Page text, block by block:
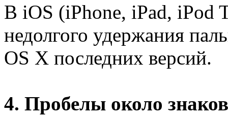
В iOS (iPhone, iPad, iPod
недолгого удержания
OS X последних версий.
4. Пробелы около